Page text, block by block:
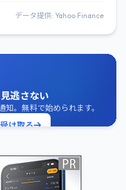
データ提供: Yahoo Finance
逃さない
。無料で始められます。
け取る